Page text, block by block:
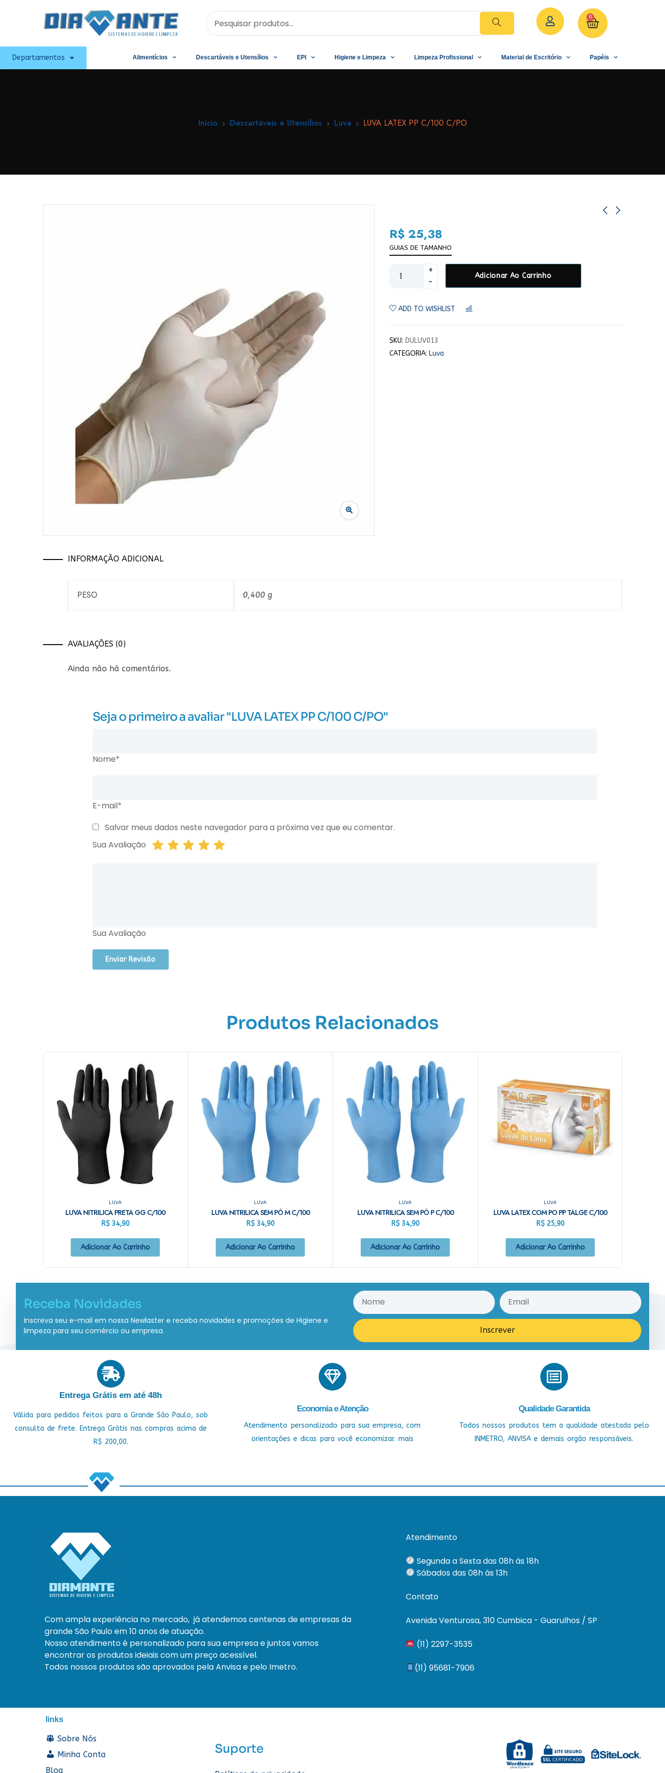
0
Departamentos Alimentícios Descartáveis e Utensílios EPI Higiene e Limpeza Limpeza Profissional Material de Escritório Papéis
Início Descartáveis e Utensílios Luva LUVA LATEX PP C/100 C/PO
R$ 25,38
GUIAS DE TAMANHO
Adicionar Ao Carrinho
ADD TO WISHLIST
SKU: DULUV013
CATEGORIA: Luva
INFORMAÇÃO ADICIONAL
PESO 0,400 g
AVALIAÇÕES (0)
Ainda não há comentários.
Seja o primeiro a avaliar "LUVA LATEX PP C/100 C/PO"
Nome*
E-mail*
Salvar meus dados neste navegador para a próxima vez que eu comentar.
Sua Avaliação
Sua Avaliação
Produtos Relacionados
LUVA
LUVA NITRILICA PRETA GG C/100
R$34,90
Adicionar Ao Carrinho
LUVA
LUVA NITRILICA SEM PÓ M C/100
R$34,90
Adicionar Ao Carrinho
LUVA
LUVA NITRILICA SEM PÓ P C/100
R$34,90
Adicionar Ao Carrinho
LUVA
LUVA LATEX COM PO PP TALGE C/100
R$25,90
Adicionar Ao Carrinho
Receba Novidades
Inscreva seu e-mail em nossa Newlaster e receba novidades e promoções de Higiene e
limpeza para seu comércio ou empresa.
Inscrever
Entrega Grátis em até 48h
Válida para pedidos feitos para a Grande São Paulo, sob
consulta de frete. Entrega Grátis nas compras acima de
R$ 200,00.
Economia e Atenção
Atendimento personalizado para sua empresa, com
orientações e dicas para você economizar. mais
Qualidade Garantida
Todos nossos produtos tem a qualidade atestada pelo
INMETRO, ANVISA e demais orgão responsáveis.
Com ampla experiência no mercado, já atendemos centenas de empresas da
grande São Paulo em 10 anos de atuação.
Nosso atendimento é personalizado para sua empresa e juntos vamos
encontrar os produtos ideiais com um preço acessível.
Todos nossos produtos são aprovados pela Anvisa e pelo Imetro.
Atendimento
Segunda a Sexta das 08h ás 18h
Sábados das 08h ás 13h
Contato
Avenida Venturosa, 310 Cumbica - Guarulhos / SP
(11) 2297-3535
(11) 95681-7906
links
Sobre Nós
Minha Conta
Blog
Suporte